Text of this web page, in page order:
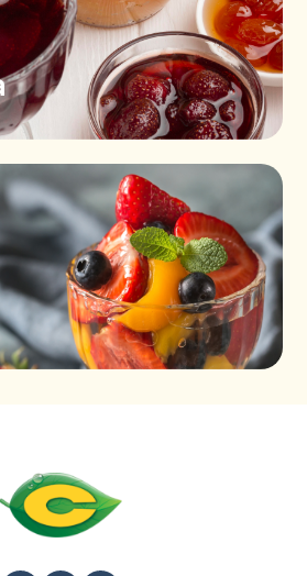
Kremasti kolači
Oblande
Biskvitni kolači
Slatka peciva
Slana peciva
Predjela
Slatka zimnica
Kisela zimnica
Voćne salate i kupovi